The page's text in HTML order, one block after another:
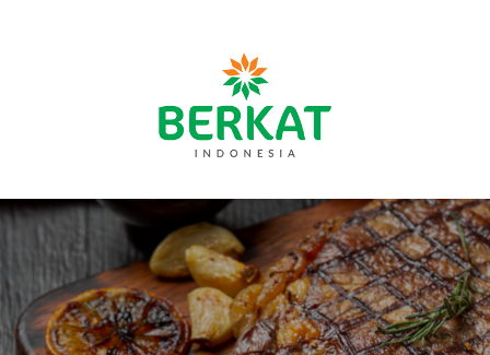
Always let
your meat